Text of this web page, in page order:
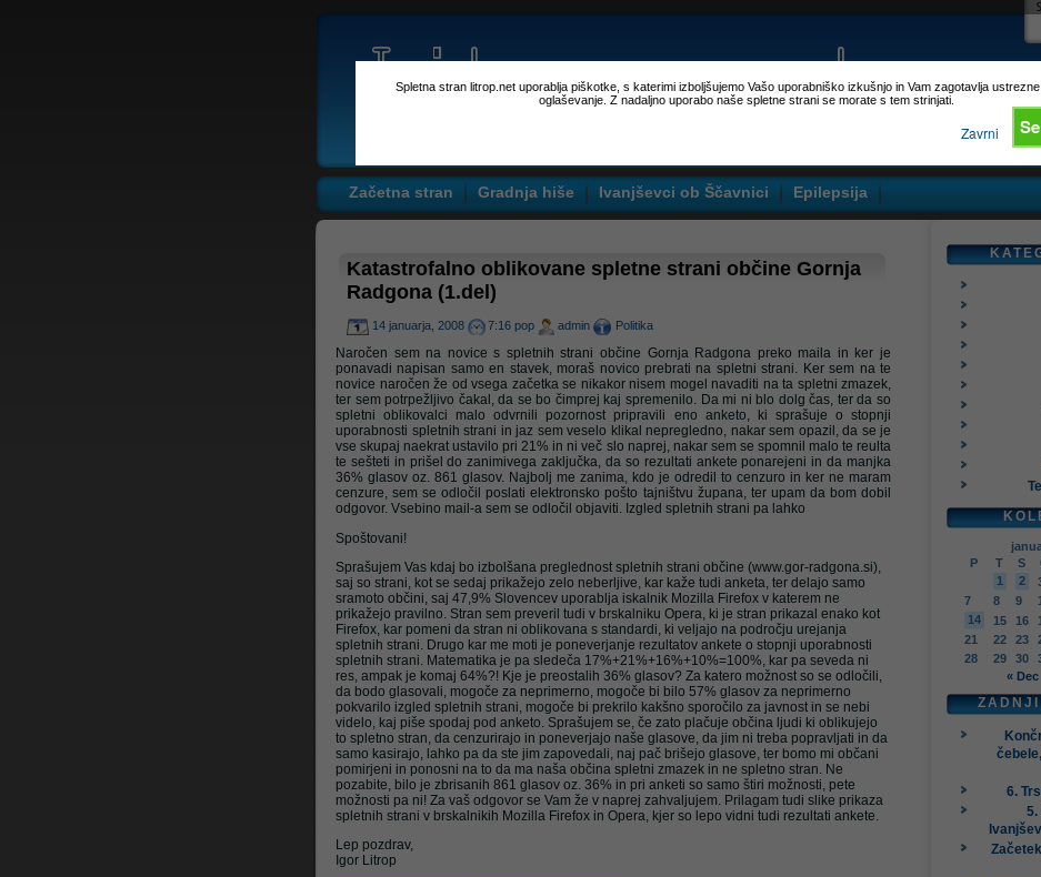
Spletna stran litrop.net uporablja piškotke, s katerimi izboljšujemo Vašo uporabniško izkušnjo in Vam zagotavlja
oglaševanje. Z nadaljno uporabo naše spletne strani se morate s tem strinjati.
Zavrni
Začetna stran Gradnja hiše Ivanjševci ob Ščavnici Epilepsija
Katastrofalno oblikovane spletne strani občine Gornja
Radgona (1.del)
14 januarja, 2008 7:16 pop admin Politika
Naročen sem na novice s spletnih strani občine Gornja Radgona preko maila in ker je
ponavadi napisan samo en stavek, moraš novico prebrati na spletni strani. Ker sem na te
novice naročen že od vsega začetka se nikakor nisem mogel navaditi na ta spletni zmazek,
ter sem potrpežljivo čakal, da se bo čimprej kaj spremenilo. Da mi ni blo dolg čas, ter da so
spletni oblikovalci malo odvrnili pozornost pripravili eno anketo, ki sprašuje o stopnji
uporabnosti spletnih strani in jaz sem veselo klikal nepregledno, nakar sem opazil, da se je
vse skupaj naekrat ustavilo pri 21% in ni več slo naprej, nakar sem se spomnil malo te reulta
te sešteti in prišel do zanimivega zaključka, da so rezultati ankete ponarejeni in da manjka
36% glasov oz. 861 glasov. Najbolj me zanima, kdo je odredil to cenzuro in ker ne maram
cenzure, sem se odločil poslati elektronsko pošto tajništvu župana, ter upam da bom dobil
odgovor. Vsebino mail-a sem se odločil objaviti. Izgled spletnih strani pa lahko
Spoštovani!
Sprašujem Vas kdaj bo izbolšana preglednost spletnih strani občine (www.gor-radgona.si),
saj so strani, kot se sedaj prikažejo zelo neberljive, kar kaže tudi anketa, ter delajo samo
sramoto občini, saj 47,9% Slovencev uporablja iskalnik Mozilla Firefox v katerem ne
prikažejo pravilno. Stran sem preveril tudi v brskalniku Opera, ki je stran prikazal enako kot
Firefox, kar pomeni da stran ni oblikovana s standardi, ki veljajo na področju urejanja
spletnih strani. Drugo kar me moti je poneverjanje rezultatov ankete o stopnji uporabnosti
spletnih strani. Matematika je pa sledeča 17%+21%+16%+10%=100%, kar pa seveda ni
res, ampak je komaj 64%?! Kje je preostalih 36% glasov? Za katero možnost so se odločili,
da bodo glasovali, mogoče za neprimerno, mogoče bi bilo 57% glasov za neprimerno
pokvarilo izgled spletnih strani, mogoče bi prekrilo kakšno sporočilo za javnost in se nebi
videlo, kaj piše spodaj pod anketo. Sprašujem se, če zato plačuje občina ljudi ki oblikujejo
to spletno stran, da cenzurirajo in poneverjajo naše glasove, da jim ni treba popravljati in da
samo kasirajo, lahko pa da ste jim zapovedali, naj pač brišejo glasove, ter bomo mi občani
pomirjeni in ponosni na to da ma naša občina spletni zmazek in ne spletno stran. Ne
pozabite, bilo je zbrisanih 861 glasov oz. 36% in pri anketi so samo štiri možnosti, pete
možnosti pa ni! Za vaš odgovor se Vam že v naprej zahvaljujem. Prilagam tudi slike prikaza
spletnih strani v brskalnikih Mozilla Firefox in Opera, kjer so lepo vidni tudi rezultati ankete.
Lep pozdrav,
Igor Litrop
P
T S
1
2
7
8 9
14
15 16
21
22 23
28
29 30
« Dec
6.
5.